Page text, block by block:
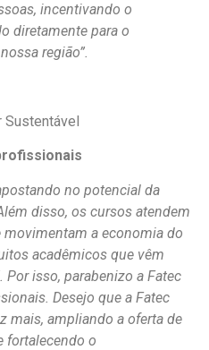
incentivando o
diretamente para o
região”.
Sustentável
no potencial da
disso, os cursos atendem
movimentam a economia do
acadêmicos que vêm
isso, parabenizo a Fatec
Desejo que a Fatec
mais, ampliando a oferta de
fortalecendo o